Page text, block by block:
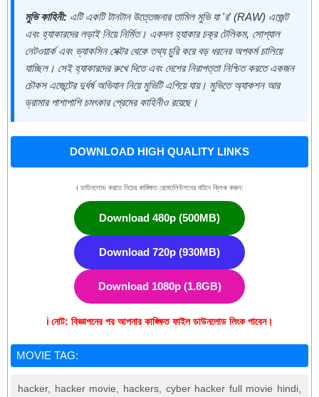
মুভি কাহিনী: এটি একটি টানটান উত্তেজনার তামিল মুভি যা 'র' (RAW) এজেন্ট
এবং হ্যাকারদের লড়াই নিয়ে নির্মিত। একদল হ্যাকার চক্র টেলিকম, সোশ্যাল
নেটওয়ার্ক এবং ভ্যাকসিন সেক্টর থেকে তথ্য চুরি করে বড় ধরনের অপকর্ম চালিয়ে
যাচ্ছিল। সেই হ্যাকারদের রুখে দিতে এবং দেশের নিরাপত্তা নিশ্চিত করতে একজন
চৌকস এজেন্টের দুর্ধর্ষ অভিযান নিয়ে মুভিটি এগিয়ে যায়। মুভিতে অ্যাকশন আর
ড্রামার পাশাপাশি চমৎকার প্রেমের কাহিনীও রয়েছে।
DOWNLOAD HIGH QUALITY LINKS
ℹ️ ডাউনলোড করতে নিচের কাঙ্ক্ষিত রেজোলিউশনের বাটনে ক্লিক করুন:
Download 480p (500MB)
Download 720p (930MB)
Download 1080p (1.8GB)
ℹ️ নোট: বিজ্ঞাপনের পর আপনার কাঙ্ক্ষিত ফাইল ডাউনলোড লিংক পাবেন।
MOVIE TAG:
hacker, hacker movie, hackers, cyber hacker full movie hindi,